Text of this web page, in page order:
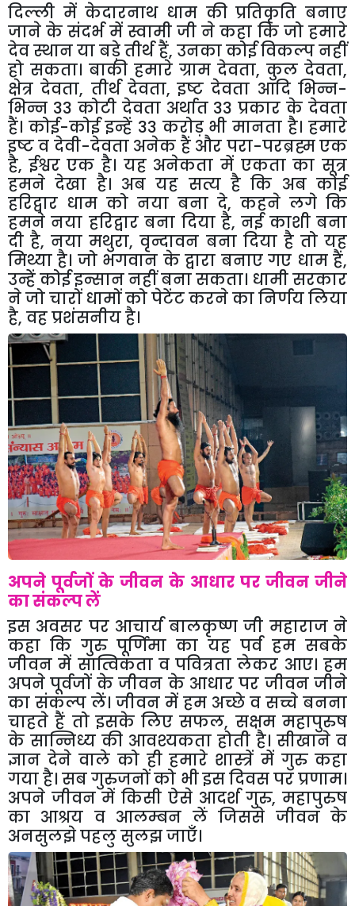
दिल्ली में केदारनाथ धाम की प्रतिकृति बनाए
जाने के संदर्भ में स्वामी जी ने कहा कि जो हमारे
देव स्थान या बड़े तीर्थ हैं, उनका कोई विकल्प नहीं
हो सकता। बाकी हमारे ग्राम देवता, कुल देवता,
क्षेत्र देवता, तीर्थ देवता, इष्ट देवता आदि भिन्न-
भिन्न 33 कोटी देवता अर्थात 33 प्रकार के देवता
हैं। कोई-कोई इन्हें 33 करोड़ भी मानता है। हमारे
इष्ट व देवी-देवता अनेक हैं और परा-परब्रह्म एक
है, ईश्वर एक है। यह अनेकता में एकता का सूत्र
हमने देखा है। अब यह सत्य है कि अब कोई
हरिद्वार धाम को नया बना दे, कहने लगे कि
हमने नया हरिद्वार बना दिया है, नई काशी बना
दी है, नया मथुरा, वृन्दावन बना दिया है तो यह
मिथ्या है। जो भगवान के द्वारा बनाए गए धाम हैं,
उन्हें कोई इन्सान नहीं बना सकता। धामी सरकार
ने जो चारों धामों को पेटेंट करने का निर्णय लिया
है, वह प्रशंसनीय है।
अपने पूर्वजों के जीवन के आधार पर जीवन जीने
का संकल्प लें
इस अवसर पर आचार्य बालकृष्ण जी महाराज ने
कहा कि गुरु पूर्णिमा का यह पर्व हम सबके
जीवन में सात्विकता व पवित्रता लेकर आए। हम
अपने पूर्वजों के जीवन के आधार पर जीवन जीने
का संकल्प लें। जीवन में हम अच्छे व सच्चे बनना
चाहते हैं तो इसके लिए सफल, सक्षम महापुरुष
के सान्निध्य की आवश्यकता होती है। सीखाने व
ज्ञान देने वाले को ही हमारे शास्त्रें में गुरु कहा
गया है। सब गुरुजनों को भी इस दिवस पर प्रणाम।
अपने जीवन में किसी ऐसे आदर्श गुरु, महापुरुष
का आश्रय व आलम्बन लें जिससे जीवन के
अनसुलझे पहलु सुलझ जाएँ।